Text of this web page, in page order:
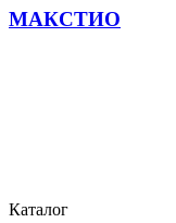
МАКСТИО
Каталог